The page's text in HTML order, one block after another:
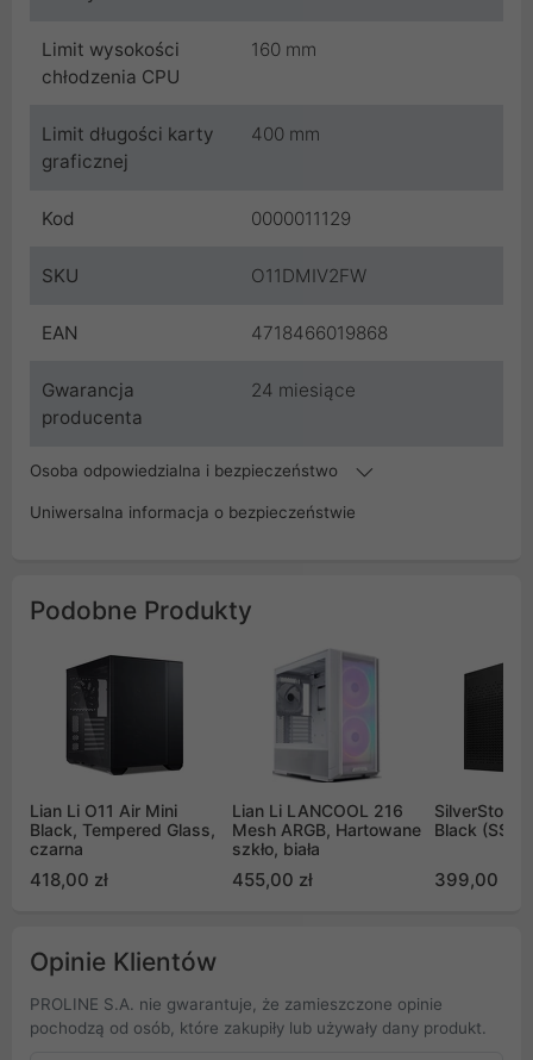
Limit wysokości
chłodzenia CPU
160 mm
Limit długości karty
graficznej
400 mm
Kod 0000011129
SKU O11DMIV2FW
EAN 4718466019868
Gwarancja
producenta
24 miesiące
Osoba odpowiedzialna i bezpieczeństwo
Uniwersalna informacja o bezpieczeństwie
Podobne Produkty
Lian Li O11 Air Mini
Black, Tempered Glass,
czarna
418,00 zł
Lian Li LANCOOL 216
Mesh ARGB, Hartowane
szkło, biała
455,00 zł
SilverStone
Black (SST-
399,00 zł
Opinie Klientów
PROLINE S.A. nie gwarantuje, że zamieszczone opinie
pochodzą od osób, które zakupiły lub używały dany produkt.